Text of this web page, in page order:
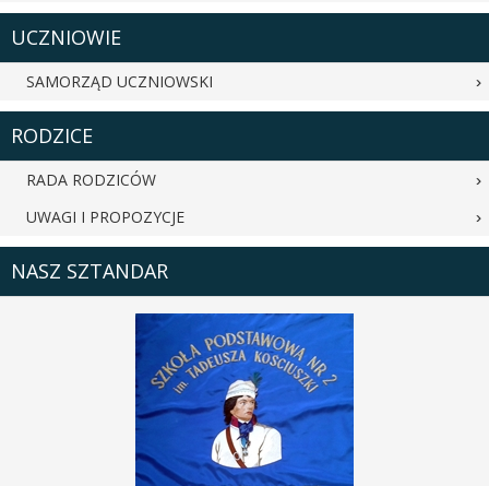
UCZNIOWIE
SAMORZĄD UCZNIOWSKI
RODZICE
RADA RODZICÓW
UWAGI I PROPOZYCJE
NASZ SZTANDAR